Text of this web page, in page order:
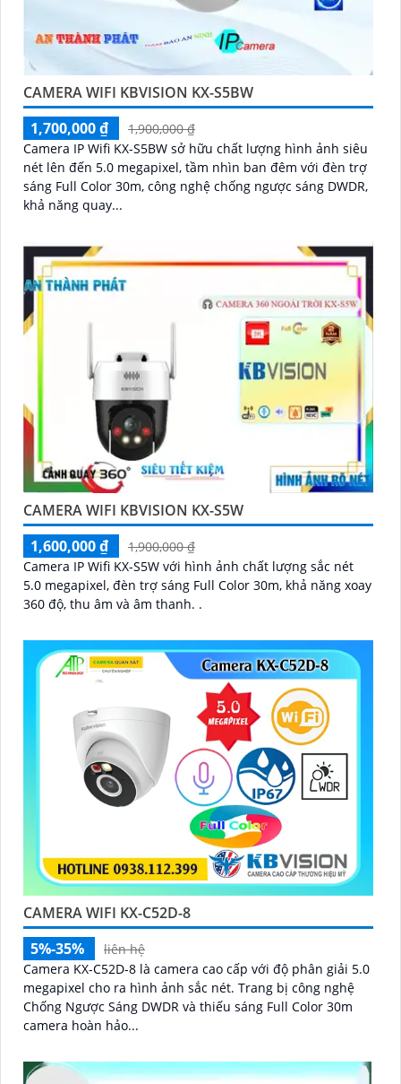
CAMERA WIFI KBVISION KX-S5BW
1,700,000 ₫
1,900,000 ₫
Camera IP Wifi KX-S5BW sở hữu chất lượng hình ảnh siêu
nét lên đến 5.0 megapixel, tầm nhìn ban đêm với đèn trợ
sáng Full Color 30m, công nghệ chống ngược sáng DWDR,
khả năng quay...
CAMERA WIFI KBVISION KX-S5W
1,600,000 ₫
1,900,000 ₫
Camera IP Wifi KX-S5W với hình ảnh chất lượng sắc nét
5.0 megapixel, đèn trợ sáng Full Color 30m, khả năng xoay
360 độ, thu âm và âm thanh. .
CAMERA WIFI KX-C52D-8
5%-35%
liên hệ
Camera KX-C52D-8 là camera cao cấp với độ phân giải 5.0
megapixel cho ra hình ảnh sắc nét. Trang bị công nghệ
Chống Ngược Sáng DWDR và thiếu sáng Full Color 30m
camera hoàn hảo...